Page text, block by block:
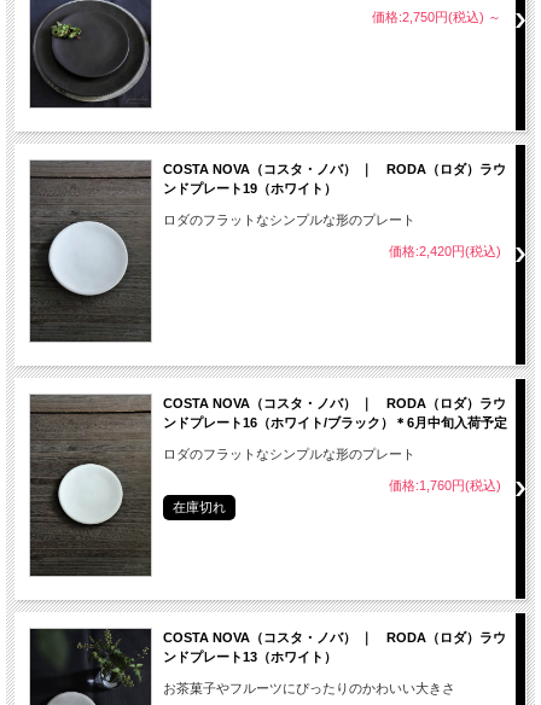
価格:2,750円(税込) ～
COSTA NOVA（コスタ・ノバ） ｜ RODA（ロダ）ラウ
ンドプレート19（ホワイト）
ロダのフラットなシンプルな形のプレート
価格:2,420円(税込)
COSTA NOVA（コスタ・ノバ） ｜ RODA（ロダ）ラウ
ンドプレート16（ホワイト/ブラック）＊6月中旬入荷予定
ロダのフラットなシンプルな形のプレート
価格:1,760円(税込)
在庫切れ
COSTA NOVA（コスタ・ノバ） ｜ RODA（ロダ）ラウ
ンドプレート13（ホワイト）
お茶菓子やフルーツにぴったりのかわいい大きさ